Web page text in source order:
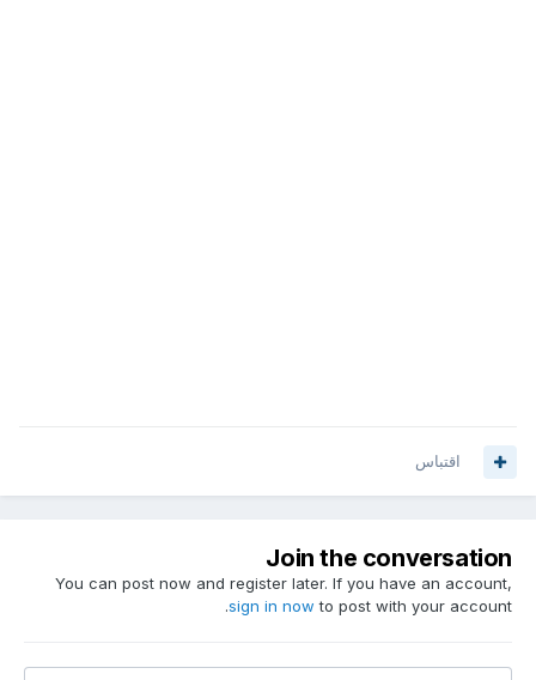
اقتباس
Join the conversation
You can post now and register later. If you have an account,
sign in nowto post with your account.